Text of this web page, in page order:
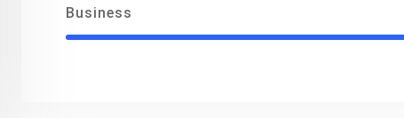
Business